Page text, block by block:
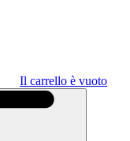
Il carrello è vuoto